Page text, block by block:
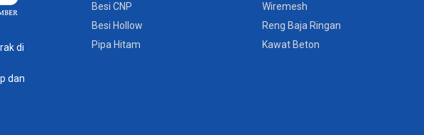
di
dan
Besi CNP
Besi Hollow
Pipa Hitam
Wiremesh
Reng Baja Ringan
Kawat Beton